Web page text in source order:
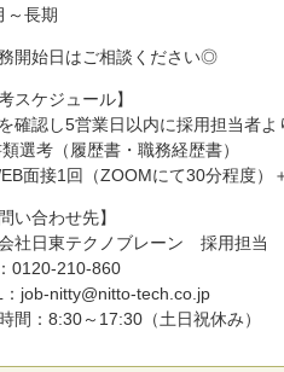
長期
開始日はご相談ください◎
スケジュール】
確認し5営業日以内に採用担当者よ
選考（履歴書・職務経歴書）
面接1回（ZOOMにて30分程度）
い合わせ先】
社日東テクノブレーン 採用担当
0120-210-860
：job-nitty@nitto-tech.co.jp
間：8:30～17:30（土日祝休み）